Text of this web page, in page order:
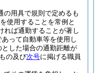
の用具で規則で定めるも
を使用することを常例と
れば通勤することが著し
って自動車等を使用し
した場合の通勤距離が
の及び次号に掲げる職員